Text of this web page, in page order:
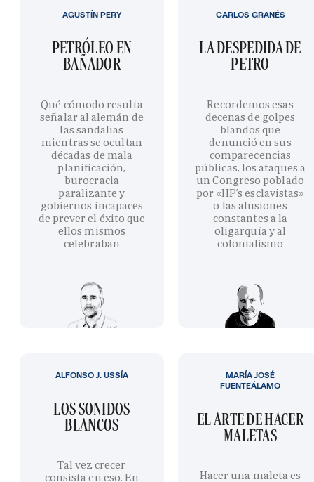
PETRÓLEO EN
BAÑADOR
Qué cómodo resulta
señalar al alemán de
las sandalias
mientras se ocultan
décadas de mala
planificación,
burocracia
paralizante y
gobiernos incapaces
de prever el éxito que
ellos mismos
celebraban
AGUSTÍN PERY
LA DESPEDIDA DE
PETRO
Recordemos esas
decenas de golpes
blandos que
denunció en sus
comparecencias
públicas, los ataques a
un Congreso poblado
por «HP’s esclavistas»
o las alusiones
constantes a la
oligarquía y al
colonialismo
CARLOS GRANÉS
LOS SONIDOS
BLANCOS
Tal vez crecer
consista en eso. En
ALFONSO J. USSÍA
EL ARTE DE HACER
MALETAS
Hacer una maleta es
MARÍA JOSÉ
FUENTEÁLAMO